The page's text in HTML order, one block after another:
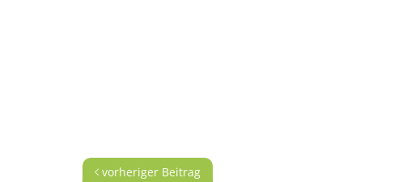
vorheriger Beitrag